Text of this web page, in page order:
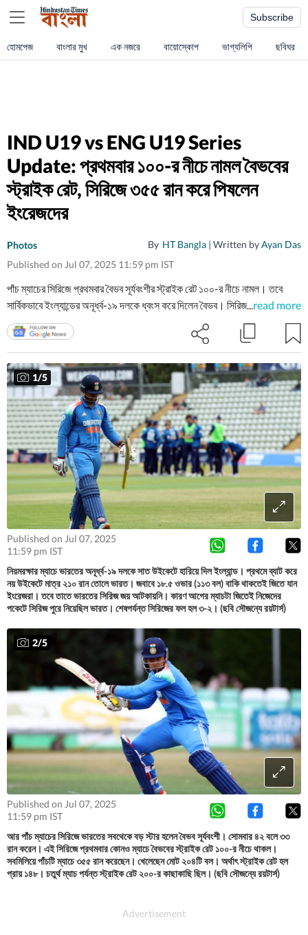
Subscribe
হোমপেজ বাংলার মুখ এক নজরে বায়োস্কোপ ভাগ্যলিপি ছবিঘর
IND U19 vs ENG U19 Series
Update: প্রথমবার ১০০-র নীচে নামল বৈভবের
স্ট্রাইক রেট, সিরিজে ৩৫৫ রান করে পিষলেন
ইংরেজদের
Photos By HT Bangla | Written byAyan Das
Published on Jul 07, 2025 11:59 pm IST
পাঁচ ম্যাচের সিরিজে প্রথমবার বৈভব সূর্যবংশীর স্ট্রাইক রেট ১০০-র নীচে নামল। তবে
সার্বিকভাবে ইংল্যান্ডের অনূর্ধ্ব-১৯ দলকে ধ্বংস করে দিলেন বৈভব। সিরিজও জিতে নিয়েছে
ভারতের অনূর্ধ্ব-১৯ দল। এই সিরিজে বৈভব মোট কত রান করলেন?
...read more
1/5
Published on Jul 07, 2025
11:59 pm IST
নিয়মরক্ষার ম্যাচে ভারতের অনূর্ধ্ব-১৯ দলকে সাত উইকেটে হারিয়ে দিল ইংল্যান্ড। প্রথমে ব্যাট করে
নয় উইকেটে মাত্র ২১০ রান তোলে ভারত। জবাবে ১৮.৫ ওভার (১১৩ বল) বাকি থাকতেই জিতে যান
ইংরেজরা। তবে তাতে ভারতের সিরিজ জয় আটকায়নি। কারণ আগের ম্যাচটা জিতেই নিজেদের
পকেটে সিরিজ পুরে নিয়েছিল ভারত। শেষপর্যন্ত সিরিজের ফল হল ৩-২। (ছবি সৌজন্যে রয়টার্স)
2/5
Published on Jul 07, 2025
11:59 pm IST
আর পাঁচ ম্যাচের সিরিজে ভারতের সবথেকে বড় স্টার হলেন বৈভব সূর্যবংশী। সোমবার ৪২ বলে ৩৩
রান করেন। এই সিরিজে প্রথমবার কোনও ম্যাচে বৈভবের স্ট্রাইক রেট ১০০-র নীচে থাকল।
সবমিলিয়ে পাঁচটি ম্যাচে ৩৫৫ রান করেছেন। খেলেছেন মোট ২০৪টি বল। অর্থাৎ স্ট্রাইক রেট হল
প্রায় ১৪৮। চতুর্থ ম্যাচ পর্যন্ত স্ট্রাইক রেট ২০০-র কাছাকাছি ছিল। (ছবি সৌজন্যে রয়টার্স)